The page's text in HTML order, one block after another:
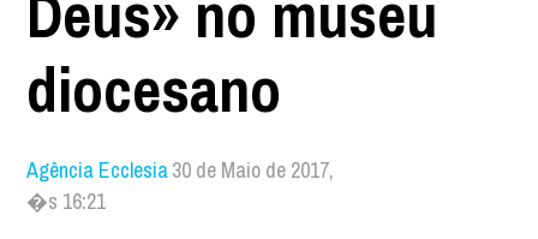
diocesano
Agência Ecclesia30 de Maio de 2017,
�s 16:21